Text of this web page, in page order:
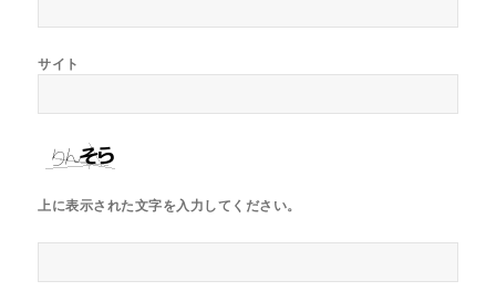
サイト
上に表示された文字を入力してください。